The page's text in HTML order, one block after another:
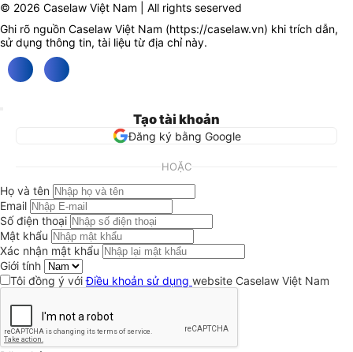
© 2026 Caselaw Việt Nam | All rights seserved
Ghi rõ nguồn Caselaw Việt Nam (https://caselaw.vn) khi trích dẫn,
sử dụng thông tin, tài liệu từ địa chỉ này.
Tạo tài khoản
Đăng ký bằng Google
HOẶC
Họ và tên
Email
Số điện thoại
Mật khẩu
Xác nhận mật khẩu
Giới tính
Tôi đồng ý vớiĐiều khoản sử dụng website Caselaw Việt Nam